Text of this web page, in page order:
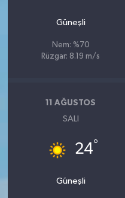
Güneşli
Nem: %70
Rüzgar: 8.19 m/s
11 AĞUSTOS
SALI
24°
Güneşli